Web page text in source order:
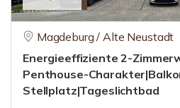
Magdeburg / Alte Neustadt
Energieeffiziente 2-
Penthouse-
Stellplatz|Tageslichtbad